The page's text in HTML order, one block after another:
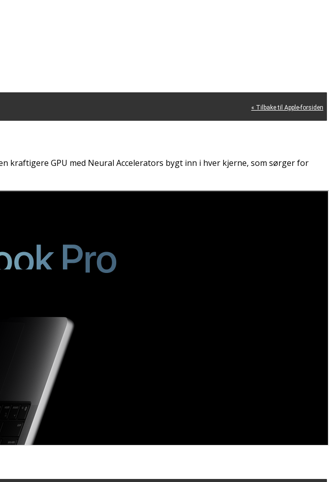
« Tilbake til Apple-forsiden
kraftigere GPU med Neural Accelerators bygt inn i hver kjerne, som sørger for